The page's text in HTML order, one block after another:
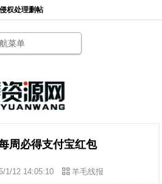
侵权处理删帖
菜单
周必得支付宝红包
1/12 14:05:10 羊毛线报